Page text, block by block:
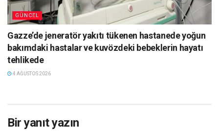
GÜNCEL
Gazze’de jeneratör yakıtı tükenen hastanede yoğun
bakımdaki hastalar ve kuvözdeki bebeklerin hayatı
tehlikede
4 AĞUSTOS 2026
Bir yanıt yazın